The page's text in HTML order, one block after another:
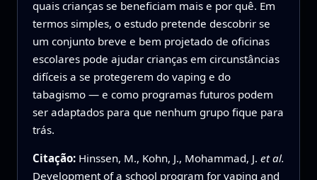
quais crianças se beneficiam mais e por quê. Em
termos simples, o estudo pretende descobrir se
um conjunto breve e bem projetado de oficinas
escolares pode ajudar crianças em circunstâncias
difíceis a se protegerem do vaping e do
tabagismo — e como programas futuros podem
ser adaptados para que nenhum grupo fique para
trás.
Citação: Hinssen, M., Kohn, J., Mohammad, J. et al.
Development of a school program for vaping and